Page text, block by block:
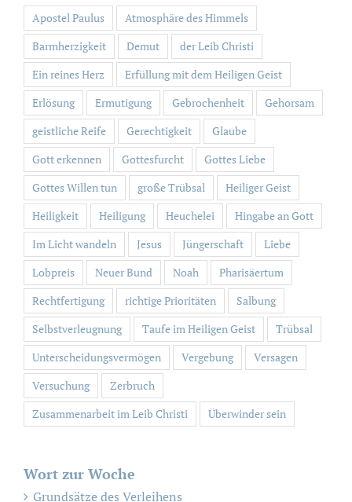
Apostel Paulus
Atmosphäre des Himmels
Barmherzigkeit
Demut
der Leib Christi
Ein reines Herz
Erfüllung mit dem Heiligen Geist
Erlösung
Ermutigung Gebrochenheit
Gehorsam
geistliche Reife
Gerechtigkeit
Glaube
Gott erkennen
Gottesfurcht
Gottes Liebe
Gottes Willen tun
große Trübsal
Heiliger Geist
Heiligkeit
Heiligung Heuchelei
Hingabe an Gott
Im Licht wandeln
Jesus Jüngerschaft
Liebe
Lobpreis
Neuer Bund Noah
Pharisäertum
Rechtfertigung
richtige Prioritäten
Salbung
Selbstverleugnung
Taufe im Heiligen Geist
Trübsal
Unterscheidungsvermögen
Vergebung
Versagen
Versuchung
Zerbruch
Zusammenarbeit im Leib Christi
Überwinder sein
Wort zur Woche
Grundsätze des Verleihens